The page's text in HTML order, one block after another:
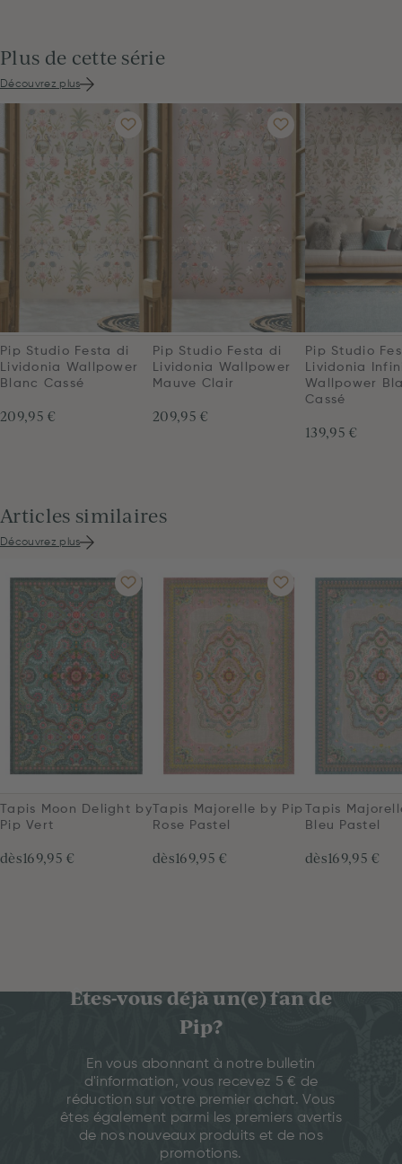
Plus de cette série
Découvrez plus
Pip Studio Festa di
Lividonia Wallpower
Blanc Cassé
209,95 €
Pip Studio Festa di
Lividonia Wallpower
Mauve Clair
209,95 €
Pip Studio
Lividonia
Wallpower
Cassé
139,95 €
Articles similaires
Découvrez plus
Tapis Moon Delight by
Pip Vert
dès169,95 €
Tapis Majorelle by Pip
Rose Pastel
dès169,95 €
Tapis
Bleu Pastel
dès169,95 €
Êtes-vous déjà un(e) fan de
Pip?
En vous abonnant à notre bulletin
d'information, vous recevez 5 € de
réduction sur votre premier achat. Vous
êtes également parmi les premiers avertis
de nos nouveaux produits et de nos
promotions.